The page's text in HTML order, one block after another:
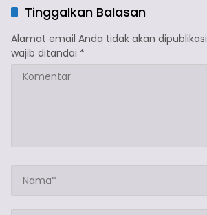
Tinggalkan Balasan
Alamat email Anda tidak akan
wajib ditandai *